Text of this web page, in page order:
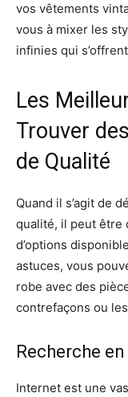
vos vêtements
vous à mixer les
infinies qui
Les
Trouver
de Qualité
Quand il s’agit de
qualité, il peut être
d’options
astuces, vous
robe avec des
contrefaçons ou
Recherche
Internet est une